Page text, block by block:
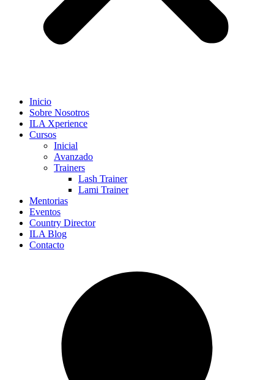
Inicio
Sobre Nosotros
ILA Xperience
Cursos
Inicial
Avanzado
Trainers
Lash Trainer
Lami Trainer
Mentorias
Eventos
Country Director
ILA Blog
Contacto